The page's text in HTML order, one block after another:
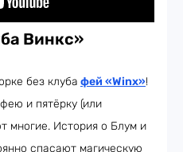
Винкс»
без клуба фей «Winx»!
и пятёрку (или
многие. История о Блум и
спасают магическую